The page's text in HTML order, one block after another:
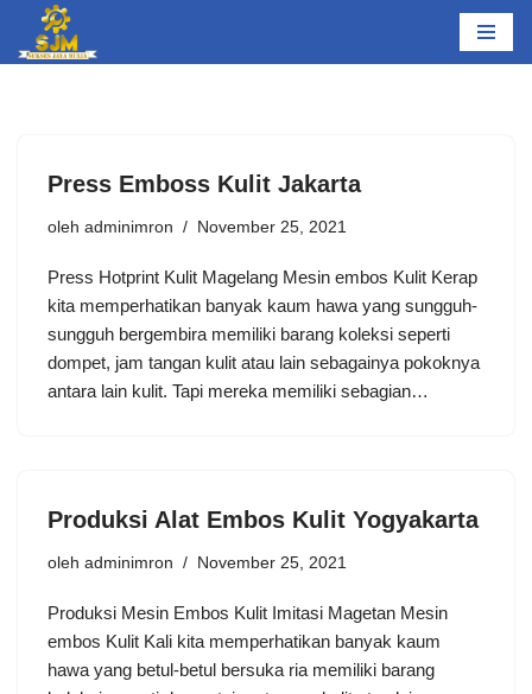
Lompat
Press Emboss Kulit Jakarta
oleh adminimron November 25, 2021
Press Hotprint Kulit Magelang Mesin embos Kulit Kerap
kita memperhatikan banyak kaum hawa yang sungguh-
sungguh bergembira memiliki barang koleksi seperti
dompet, jam tangan kulit atau lain sebagainya pokoknya
antara lain kulit. Tapi mereka memiliki sebagian…
Produksi Alat Embos Kulit Yogyakarta
oleh adminimron November 25, 2021
Produksi Mesin Embos Kulit Imitasi Magetan Mesin
embos Kulit Kali kita memperhatikan banyak kaum
hawa yang betul-betul bersuka ria memiliki barang